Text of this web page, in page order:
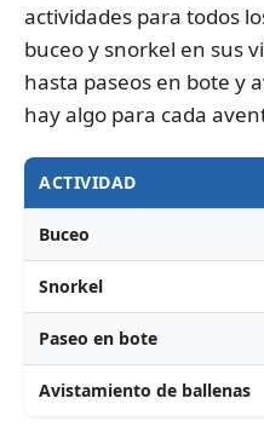
actividades para todos
buceo y snorkel en sus
hasta paseos en bote y
hay algo para cada
ACTIVIDAD
Buceo
Snorkel
Paseo en bote
Avistamiento de ballenas